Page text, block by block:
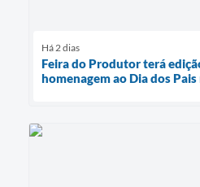
Há 2 dias
Feira do Produtor terá
homenagem ao Dia dos